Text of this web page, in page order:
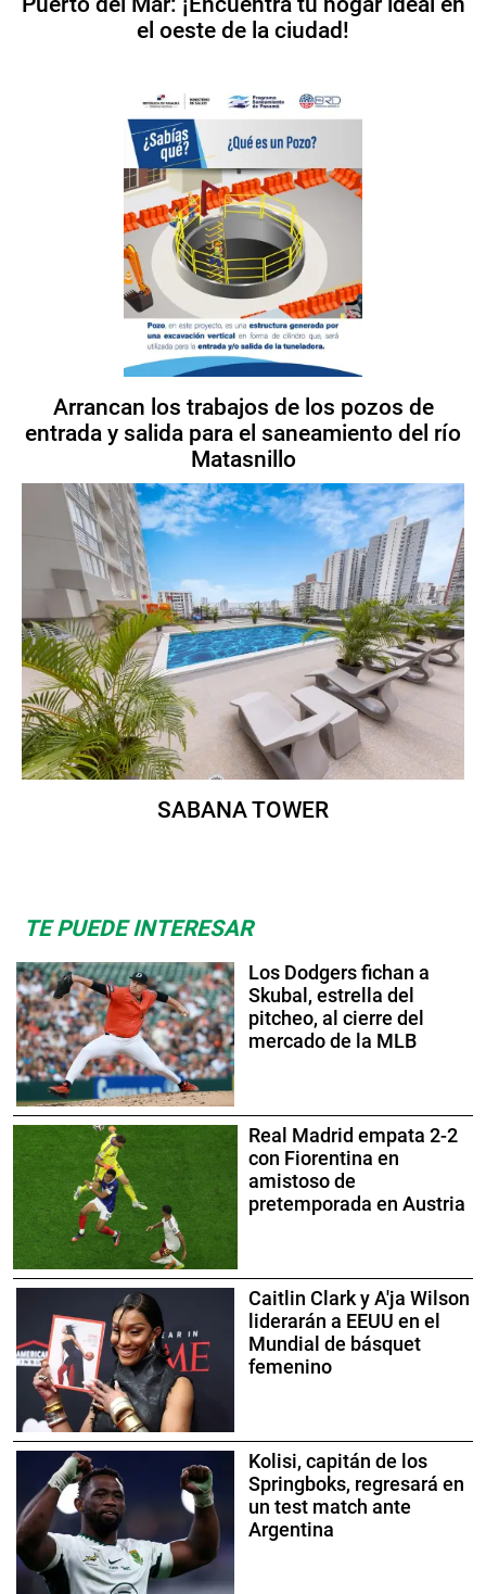
el oeste de la ciudad!
Arrancan los trabajos de los pozos de
entrada y salida para el saneamiento del río
Matasnillo
SABANA TOWER
TE PUEDE INTERESAR
Los Dodgers fichan a
Skubal, estrella del
pitcheo, al cierre del
mercado de la MLB
Real Madrid empata 2-2
con Fiorentina en
amistoso de
pretemporada en Austria
Caitlin Clark y A'ja Wilson
liderarán a EEUU en el
Mundial de básquet
femenino
Kolisi, capitán de los
Springboks, regresará en
un test match ante
Argentina